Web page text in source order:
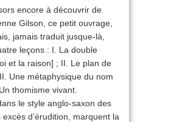
encore à découvrir de
Gilson, ce petit ouvrage,
jamais traduit jusque-là,
leçons : I. La double
et la raison] ; II. Le plan de
Une métaphysique du nom
thomisme vivant.
le style anglo-saxon des
d’érudition, marquent la